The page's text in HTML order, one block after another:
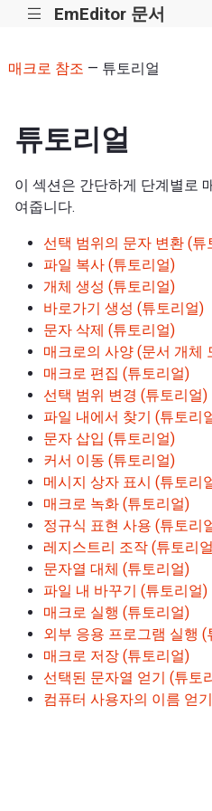
||| EmEditor 문서
매크로 참조 — 튜토리얼
튜토리얼
이 섹션은 간단하게 단계별로
여줍니다.
선택 범위의 문자 변환 (튜
파일 복사 (튜토리얼)
개체 생성 (튜토리얼)
바로가기 생성 (튜토리얼)
문자 삭제 (튜토리얼)
매크로의 사양 (문서 개체
매크로 편집 (튜토리얼)
선택 범위 변경 (튜토리얼)
파일 내에서 찾기 (튜토리
문자 삽입 (튜토리얼)
커서 이동 (튜토리얼)
메시지 상자 표시 (튜토리
매크로 녹화 (튜토리얼)
정규식 표현 사용 (튜토리
레지스트리 조작 (튜토리
문자열 대체 (튜토리얼)
파일 내 바꾸기 (튜토리얼)
매크로 실행 (튜토리얼)
외부 응용 프로그램 실행 (
매크로 저장 (튜토리얼)
선택된 문자열 얻기 (튜토
컴퓨터 사용자의 이름 얻